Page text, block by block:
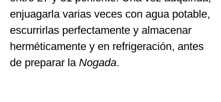
enjuagarla varias veces con agua potable,
escurrirlas perfectamente y almacenar
herméticamente y en refrigeración, antes
de preparar la Nogada.